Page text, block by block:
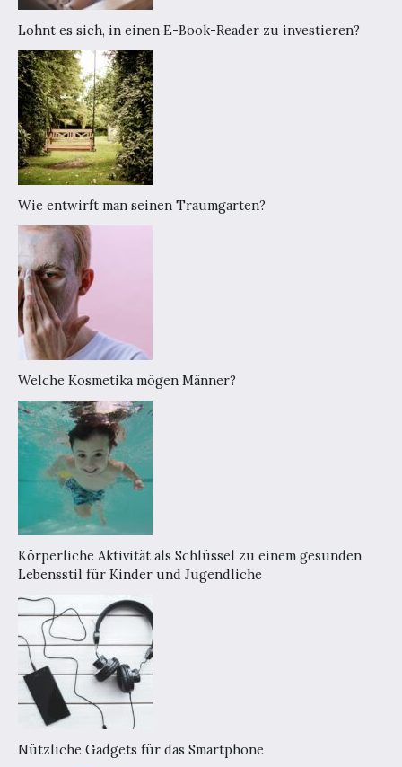
Lohnt es sich, in einen E-Book-Reader zu investieren?
Wie entwirft man seinen Traumgarten?
Welche Kosmetika mögen Männer?
Körperliche Aktivität als Schlüssel zu einem gesunden
Lebensstil für Kinder und Jugendliche
Nützliche Gadgets für das Smartphone